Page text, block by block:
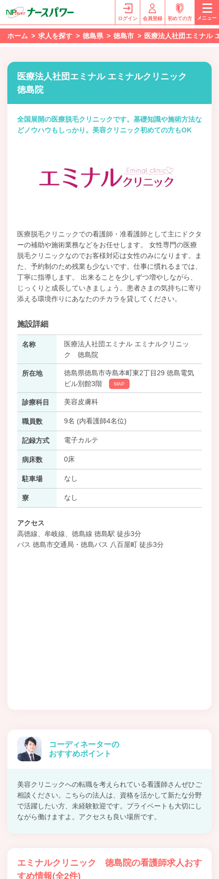
ログイン 会員登録 初めての方 メニュー
ホーム 求人を探す 徳島県 徳島市 医療法人社団エミナル
医療法人社団エミナル エミナルクリニック
徳島院
全国展開の医療脱毛クリニックです。基礎知識や施術方法な
どノウハウもしっかり。美容クリニック初めての方もOK
医療脱毛クリニックでの看護師・准看護師として主にドクタ
ーの補助や施術業務などをお任せします。 女性専門の医療
脱毛クリニックなのでお客様対応は女性のみになります。ま
た、予約制のため残業も少ないです。仕事に慣れるまでは、
丁寧に指導します。 出来ることを少しずつ増やしながら、
じっくりと成長していきましょう。患者さまの気持ちに寄り
添える環境作りにあなたのチカラを貸してください。
施設詳細
名称
医療法人社団エミナル エミナルクリニッ
ク 徳島院
所在地
徳島県徳島市寺島本町東2丁目29 徳島電気
ビル別館3階
MAP
診療科目 美容皮膚科
職員数 9名 (内看護師4名位)
記録方式 電子カルテ
病床数 0床
駐車場 なし
寮 なし
アクセス
高徳線、牟岐線、徳島線 徳島駅 徒歩3分
バス 徳島市交通局・徳島バス 八百屋町 徒歩3分
コーディネーターの
おすすめポイント
美容クリニックへの転職を考えられている看護師さんぜひご
相談ください。こちらの法人は、資格を活かして新たな分野
で活躍したい方、未経験歓迎です。プライベートも大切にし
ながら働けますよ。アクセスも良い場所です。
エミナルクリニック 徳島院の看護師求人おす
すめ情報(全2件)